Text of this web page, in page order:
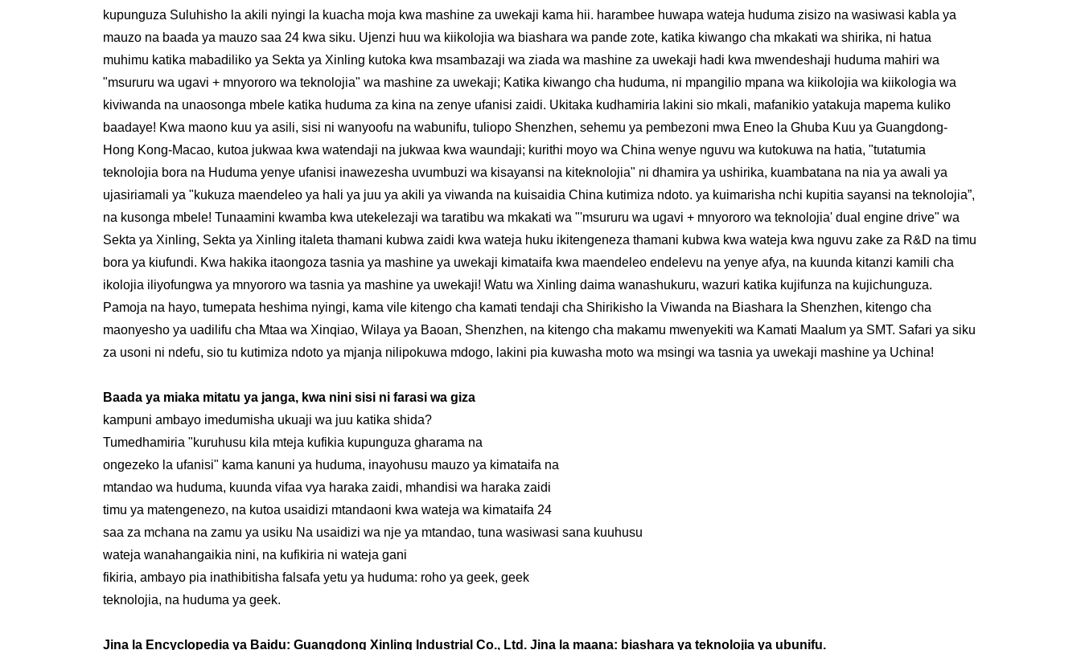
kupunguza Suluhisho la akili nyingi la kuacha moja kwa mashine za uwekaji kama hii. harambee huwapa wateja huduma zisizo na wasiwasi kabla ya
mauzo na baada ya mauzo saa 24 kwa siku. Ujenzi huu wa kiikolojia wa biashara wa pande zote, katika kiwango cha mkakati wa shirika, ni hatua
muhimu katika mabadiliko ya Sekta ya Xinling kutoka kwa msambazaji wa ziada wa mashine za uwekaji hadi kwa mwendeshaji huduma mahiri wa
"msururu wa ugavi + mnyororo wa teknolojia" wa mashine za uwekaji; Katika kiwango cha huduma, ni mpangilio mpana wa kiikolojia wa kiikologia wa
kiviwanda na unaosonga mbele katika huduma za kina na zenye ufanisi zaidi. Ukitaka kudhamiria lakini sio mkali, mafanikio yatakuja mapema kuliko
baadaye! Kwa maono kuu ya asili, sisi ni wanyoofu na wabunifu, tuliopo Shenzhen, sehemu ya pembezoni mwa Eneo la Ghuba Kuu ya Guangdong-
Hong Kong-Macao, kutoa jukwaa kwa watendaji na jukwaa kwa waundaji; kurithi moyo wa China wenye nguvu wa kutokuwa na hatia, "tutatumia
teknolojia bora na Huduma yenye ufanisi inawezesha uvumbuzi wa kisayansi na kiteknolojia" ni dhamira ya ushirika, kuambatana na nia ya awali ya
ujasiriamali ya "kukuza maendeleo ya hali ya juu ya akili ya viwanda na kuisaidia China kutimiza ndoto. ya kuimarisha nchi kupitia sayansi na teknolojia”,
na kusonga mbele! Tunaamini kwamba kwa utekelezaji wa taratibu wa mkakati wa "'msururu wa ugavi + mnyororo wa teknolojia' dual engine drive" wa
Sekta ya Xinling, Sekta ya Xinling italeta thamani kubwa zaidi kwa wateja huku ikitengeneza thamani kubwa kwa wateja kwa nguvu zake za R&D na timu
bora ya kiufundi. Kwa hakika itaongoza tasnia ya mashine ya uwekaji kimataifa kwa maendeleo endelevu na yenye afya, na kuunda kitanzi kamili cha
ikolojia iliyofungwa ya mnyororo wa tasnia ya mashine ya uwekaji! Watu wa Xinling daima wanashukuru, wazuri katika kujifunza na kujichunguza.
Pamoja na hayo, tumepata heshima nyingi, kama vile kitengo cha kamati tendaji cha Shirikisho la Viwanda na Biashara la Shenzhen, kitengo cha
maonyesho ya uadilifu cha Mtaa wa Xinqiao, Wilaya ya Baoan, Shenzhen, na kitengo cha makamu mwenyekiti wa Kamati Maalum ya SMT. Safari ya siku
za usoni ni ndefu, sio tu kutimiza ndoto ya mjanja nilipokuwa mdogo, lakini pia kuwasha moto wa msingi wa tasnia ya uwekaji mashine ya Uchina!
Baada ya miaka mitatu ya janga, kwa nini sisi ni farasi wa giza
kampuni ambayo imedumisha ukuaji wa juu katika shida?
Tumedhamiria "kuruhusu kila mteja kufikia kupunguza gharama na
ongezeko la ufanisi" kama kanuni ya huduma, inayohusu mauzo ya kimataifa na
mtandao wa huduma, kuunda vifaa vya haraka zaidi, mhandisi wa haraka zaidi
timu ya matengenezo, na kutoa usaidizi mtandaoni kwa wateja wa kimataifa 24
saa za mchana na zamu ya usiku Na usaidizi wa nje ya mtandao, tuna wasiwasi sana kuuhusu
wateja wanahangaikia nini, na kufikiria ni wateja gani
fikiria, ambayo pia inathibitisha falsafa yetu ya huduma: roho ya geek, geek
teknolojia, na huduma ya geek.
Jina la Encyclopedia ya Baidu: Guangdong Xinling Industrial Co., Ltd. Jina la maana: biashara ya teknolojia ya ubunifu.